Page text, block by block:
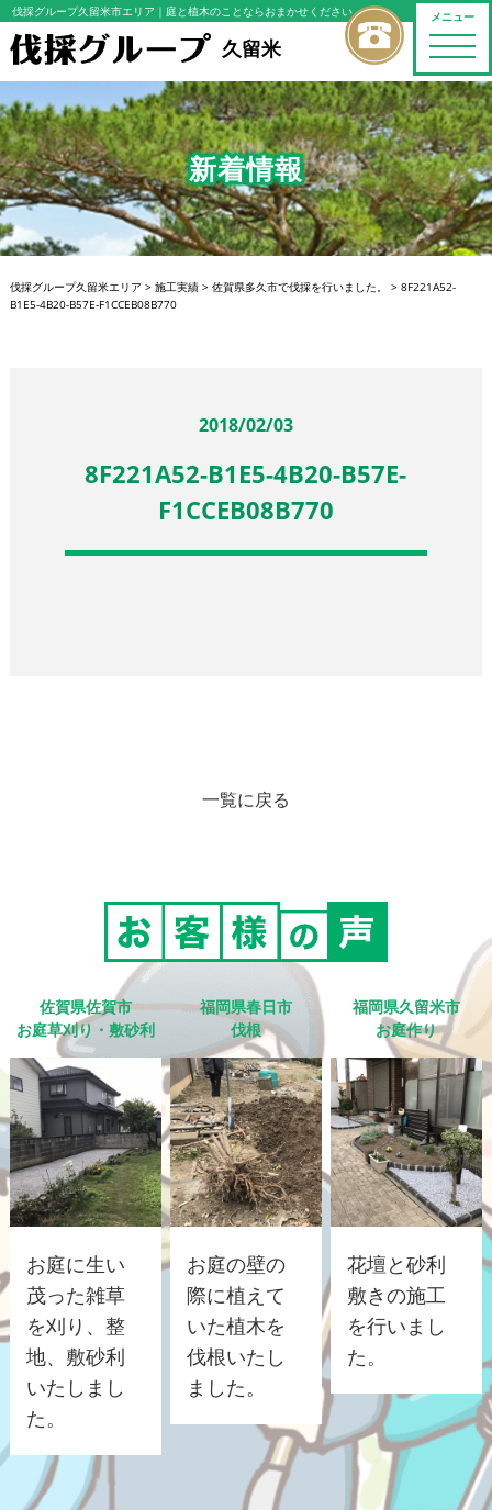
メニュー
toggle
伐採グループ久留米市エリア ｜庭と植木のことならおまかせください
久留米
新着情報
伐採グループ久留米エリア > 施工実績> 佐賀県多久市で伐採を行いました。 > 8F221A52-
B1E5-4B20-B57E-F1CCEB08B770
2018/02/03
8F221A52-B1E5-4B20-B57E-
F1CCEB08B770
一覧に戻る
佐賀県佐賀市
お庭草刈り・敷砂利
お庭に生い
茂った雑草
を刈り、整
地、敷砂利
いたしまし
た。
福岡県春日市
伐根
お庭の壁の
際に植えて
いた植木を
伐根いたし
ました。
福岡県久留米市
お庭作り
花壇と砂利
敷きの施工
を行いまし
た。